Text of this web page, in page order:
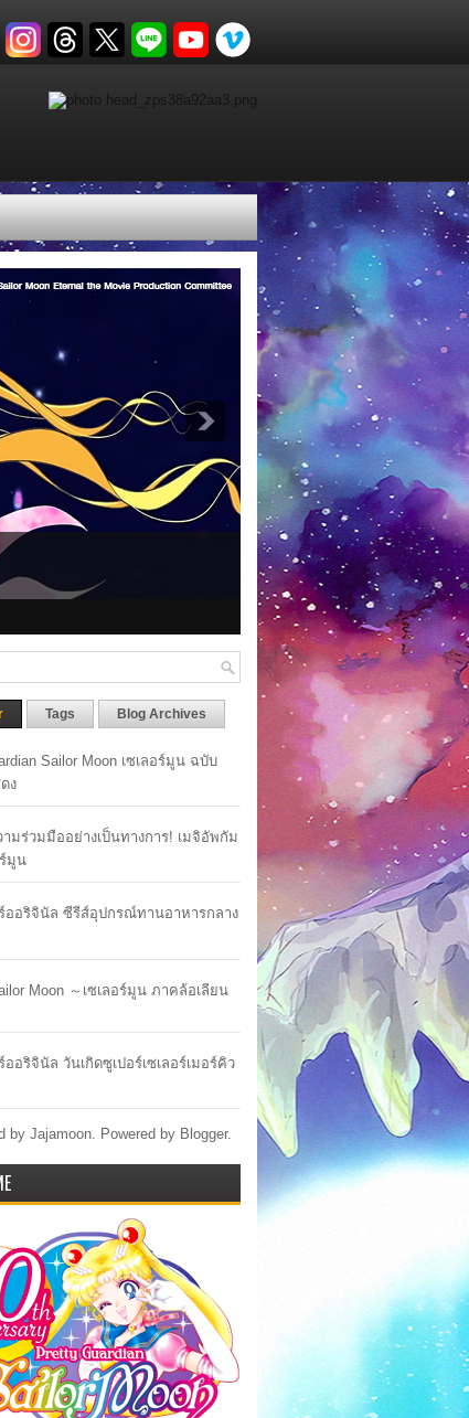
in April 2026.
Tags Blog Archives
Sailor Moon เซเลอร์มูน ฉบับ
ง
มร่วมมืออย่างเป็นทางการ! เมจิอัพกัม
มูน
ออริจินัล ซีรีส์อุปกรณ์ทานอาหารกลาง
Moon ～เซเลอร์มูน ภาคล้อเลียน
อริจินัล วันเกิดซูเปอร์เซเลอร์เมอร์คิว
by Jajamoon. Powered by Blogger.